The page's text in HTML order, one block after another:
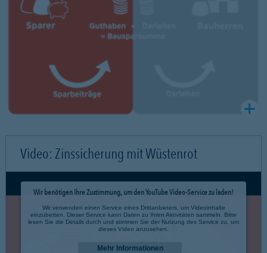
Video: Zinssicherung mit Wüstenrot
Wir benötigen Ihre Zustimmung, um den YouTube Video-Service zu laden!
Wir verwenden einen Service eines Drittanbieters, um Videoinhalte
einzubetten. Dieser Service kann Daten zu Ihren Aktivitäten sammeln. Bitte
lesen Sie die Details durch und stimmen Sie der Nutzung des Service zu, um
dieses Video anzusehen.
Mehr Informationen